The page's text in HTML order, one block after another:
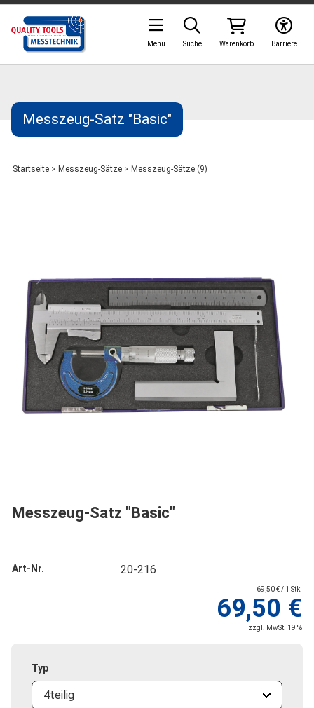
Messzeug-Satz "Basic"
Startseite > Messzeug-Sätze > Messzeug-Sätze (9)
Messzeug-Satz "Basic"
Art-Nr. 20-216
69,50 € / 1 Stk.
69,50 €
zzgl. MwSt. 19 %
Typ
4teilig
Barriere
Warenkorb
Suche
Menü